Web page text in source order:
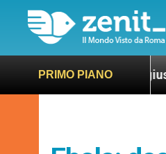
PRIMO PIANO
più sano e giusto